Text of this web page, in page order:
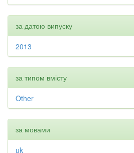
за датою випуску
2013
за типом вмісту
Other
за мовами
uk